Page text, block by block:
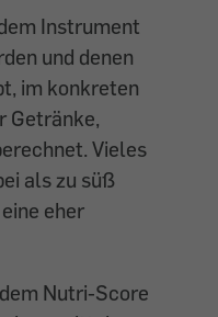
Instrument
und denen
im konkreten
Getränke,
Vieles
als zu süß
eher
Nutri-Score